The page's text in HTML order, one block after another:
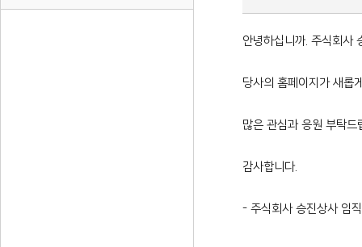
안녕하십니까. 주식회사
당사의 홈페이지가 새롭
많은 관심과 응원 부탁드
감사합니다.
- 주식회사 승진상사 임